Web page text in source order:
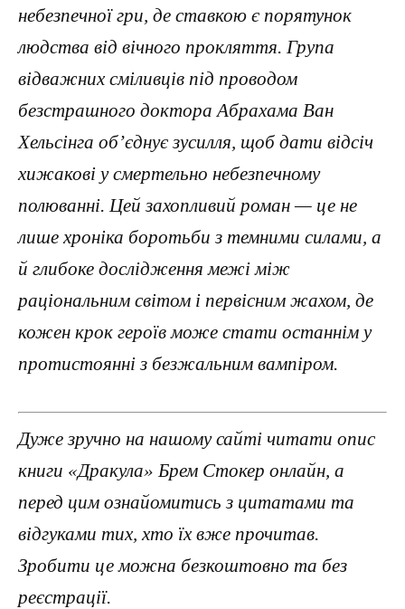
небезпечної гри, де ставкою є порятунок
людства від вічного прокляття. Група
відважних сміливців під проводом
безстрашного доктора Абрахама Ван
Хельсінга об’єднує зусилля, щоб дати відсіч
хижакові у смертельно небезпечному
полюванні. Цей захопливий роман — це не
лише хроніка боротьби з темними силами, а
й глибоке дослідження межі між
раціональним світом і первісним жахом, де
кожен крок героїв може стати останнім у
протистоянні з безжальним вампіром.
Дуже зручно на нашому сайті читати опис
книги «Дракула» Брем Стокер онлайн, а
перед цим ознайомитись з цитатами та
відгуками тих, хто їх вже прочитав.
Зробити це можна безкоштовно та без
реєстрації.